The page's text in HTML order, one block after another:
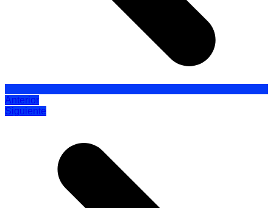
Anterior
Siguiente